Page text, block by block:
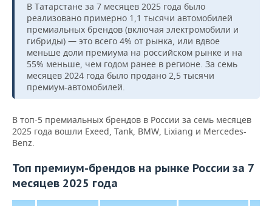
В Татарстане за 7 месяцев 2025 года было
реализовано примерно 1,1 тысячи автомобилей
премиальных брендов (включая электромобили и
гибриды) — это всего 4% от рынка, или вдвое
меньше доли премиума на российском рынке и на
55% меньше, чем годом ранее в регионе. За семь
месяцев 2024 года было продано 2,5 тысячи
премиум-автомобилей.
В топ-5 премиальных брендов в России за семь месяцев
2025 года вошли Exeed, Tank, BMW, Lixiang и Mercedes-
Benz.
Топ премиум-брендов на рынке России за 7
месяцев 2025 года